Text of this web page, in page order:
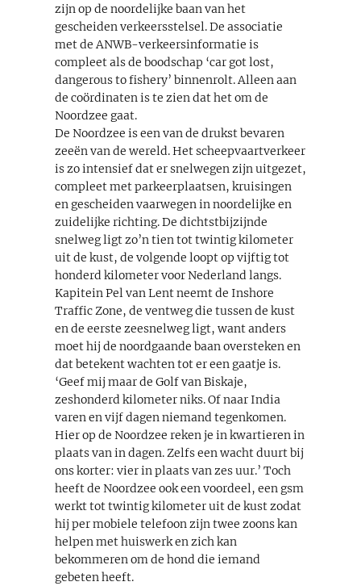
zijn op de noordelijke baan van het
gescheiden verkeersstelsel. De associatie
met de ANWB-verkeersinformatie is
compleet als de boodschap ‘car got lost,
dangerous to fishery’ binnenrolt. Alleen aan
de coördinaten is te zien dat het om de
Noordzee gaat.
De Noordzee is een van de drukst bevaren
zeeën van de wereld. Het scheepvaartverkeer
is zo intensief dat er snelwegen zijn uitgezet,
compleet met parkeerplaatsen, kruisingen
en gescheiden vaarwegen in noordelijke en
zuidelijke richting. De dichtstbijzijnde
snelweg ligt zo’n tien tot twintig kilometer
uit de kust, de volgende loopt op vijftig tot
honderd kilometer voor Nederland langs.
Kapitein Pel van Lent neemt de Inshore
Traffic Zone, de ventweg die tussen de kust
en de eerste zeesnelweg ligt, want anders
moet hij de noordgaande baan oversteken en
dat betekent wachten tot er een gaatje is.
‘Geef mij maar de Golf van Biskaje,
zeshonderd kilometer niks. Of naar India
varen en vijf dagen niemand tegenkomen.
Hier op de Noordzee reken je in kwartieren in
plaats van in dagen. Zelfs een wacht duurt bij
ons korter: vier in plaats van zes uur.’ Toch
heeft de Noordzee ook een voordeel, een gsm
werkt tot twintig kilometer uit de kust zodat
hij per mobiele telefoon zijn twee zoons kan
helpen met huiswerk en zich kan
bekommeren om de hond die iemand
gebeten heeft.